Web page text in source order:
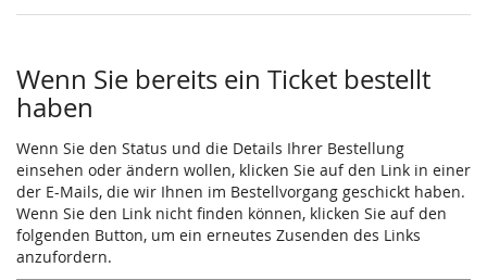
Wenn Sie bereits ein Ticket bestellt
haben
Wenn Sie den Status und die Details Ihrer Bestellung
einsehen oder ändern wollen, klicken Sie auf den Link in einer
der E-Mails, die wir Ihnen im Bestellvorgang geschickt haben.
Wenn Sie den Link nicht finden können, klicken Sie auf den
folgenden Button, um ein erneutes Zusenden des Links
anzufordern.